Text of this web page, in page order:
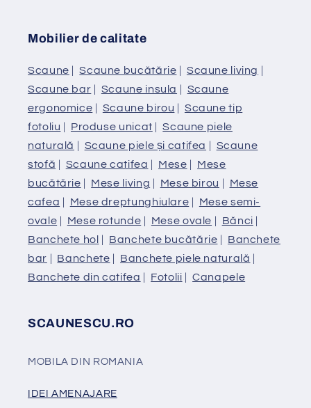
Mobilier de calitate
Scaune |Scaune bucătărie | Scaune living |
Scaune bar | Scaune insula | Scaune
ergonomice | Scaune birou | Scaune tip
fotoliu | Produse unicat |Scaune piele
naturală | Scaune piele și catifea | Scaune
stofă | Scaune catifea | Mese | Mese
bucătărie | Mese living | Mese birou | Mese
cafea | Mese dreptunghiulare | Mese semi-
ovale | Mese rotunde | Mese ovale | Bănci |
Banchete hol | Banchete bucătărie | Banchete
bar | Banchete | Banchete piele naturală |
Banchete din catifea | Fotolii |Canapele
SCAUNESCU.RO
MOBILA DIN ROMANIA
IDEI AMENAJARE